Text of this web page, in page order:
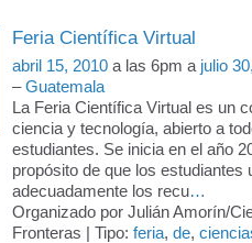
Feria Científica Virtual
abril 15, 2010 a las 6pm a julio
–Guatemala
La Feria Científica Virtual es un
ciencia y tecnología, abierto a
estudiantes. Se inicia en el año
propósito de que los estudiantes
adecuadamente los recu…
Organizado por Julián Amorín/
Fronteras | Tipo: feria, de,